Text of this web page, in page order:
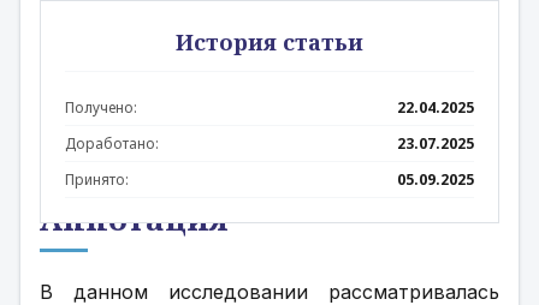
Аннотация
В данном исследовании рассматривалась
История статьи
Получено:
22.04.2025
Доработано:
23.07.2025
Принято:
05.09.2025